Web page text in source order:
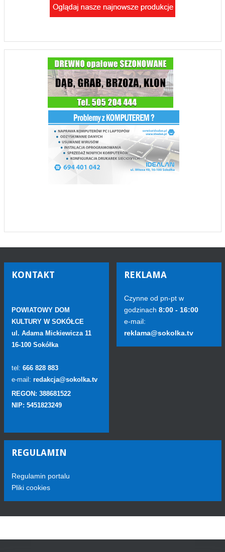
KONTAKT
POWIATOWY DOM
KULTURY W SOKÓŁCE
ul. Adama Mickiewicza 11
16-100 Sokółka
tel: 666 828 883
e-mail: redakcja@sokolka.tv
REGON: 388681522
NIP: 5451823249
REKLAMA
Czynne od pn-pt w
godzinach 8:00 - 16:00
e-mail:
reklama@sokolka.tv
REGULAMIN
Regulamin portalu
Pliki cookies